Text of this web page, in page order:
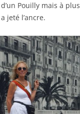
d’un Pouilly mais à
jeté l’ancre.